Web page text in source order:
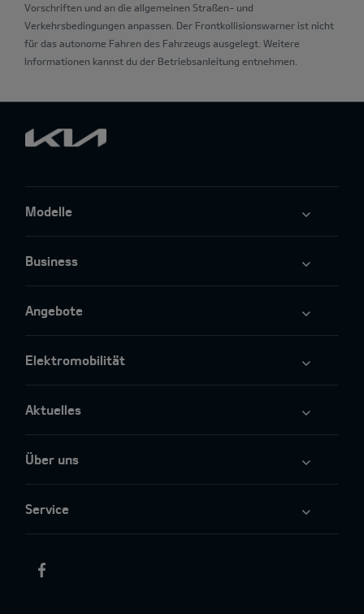
Vorschriften und an die allgemeinen Straßen- und
Verkehrsbedingungen anpassen. Der Frontkollisionswarner ist nicht
für das autonome Fahren des Fahrzeugs ausgelegt. Weitere
Informationen kannst du der Betriebsanleitung entnehmen.
Modelle
Business
Angebote
Elektromobilität
Aktuelles
Über uns
Service